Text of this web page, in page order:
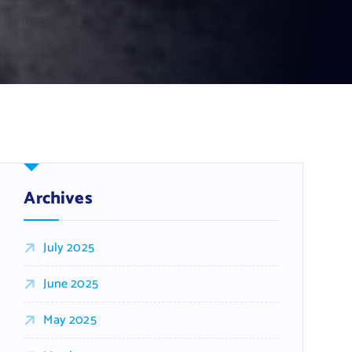
Archives
July 2025
June 2025
May 2025